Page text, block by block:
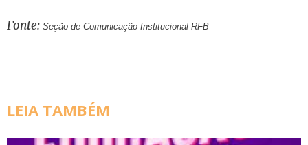
Fonte: Seção de Comunicação Institucional RFB
LEIA TAMBÉM